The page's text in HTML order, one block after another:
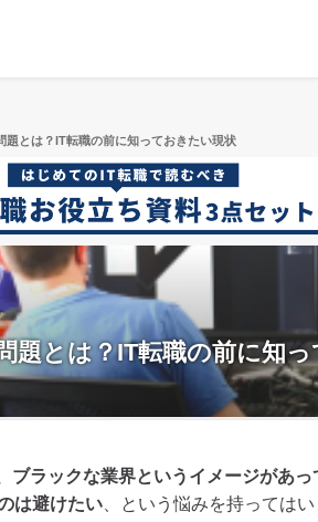
題とは？IT転職の前に知っておきたい現状
題とは？IT転職の前に知
ブラックな業界というイメージがあ
は避けたい 、という悩みを持ってはい